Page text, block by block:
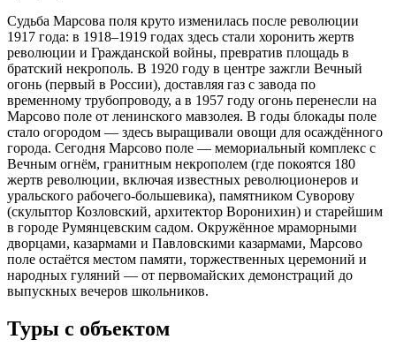
Судьба Марсова поля круто изменилась после революции
1917 года: в 1918–1919 годах здесь стали хоронить жертв
революции и Гражданской войны, превратив площадь в
братский некрополь. В 1920 году в центре зажгли Вечный
огонь (первый в России), доставляя газ с завода по
временному трубопроводу, а в 1957 году огонь перенесли на
Марсово поле от ленинского мавзолея. В годы блокады поле
стало огородом — здесь выращивали овощи для осаждённого
города. Сегодня Марсово поле — мемориальный комплекс с
Вечным огнём, гранитным некрополем (где покоятся 180
жертв революции, включая известных революционеров и
уральского рабочего-большевика), памятником Суворову
(скульптор Козловский, архитектор Воронихин) и старейшим
в городе Румянцевским садом. Окружённое мраморными
дворцами, казармами и Павловскими казармами, Марсово
поле остаётся местом памяти, торжественных церемоний и
народных гуляний — от первомайских демонстраций до
выпускных вечеров школьников.
Туры с объектом